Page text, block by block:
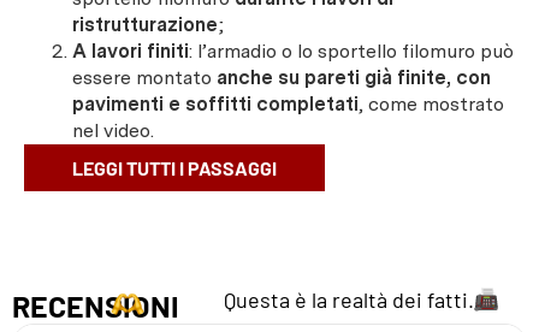
ristrutturazione;
A lavori finiti: l’armadio o lo sportello filomuro può
essere montato anche su pareti già finite, con
pavimenti e soffitti completati, come mostrato
nel video.
LEGGI TUTTI I PASSAGGI
RECENSIONI Questa è la realtà dei fatti.